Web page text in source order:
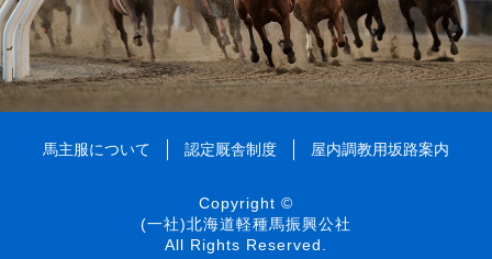
馬主服について 認定厩舎制度 屋内調教用坂路案内
Copyright ©
(一社)北海道軽種馬振興公社
All Rights Reserved.